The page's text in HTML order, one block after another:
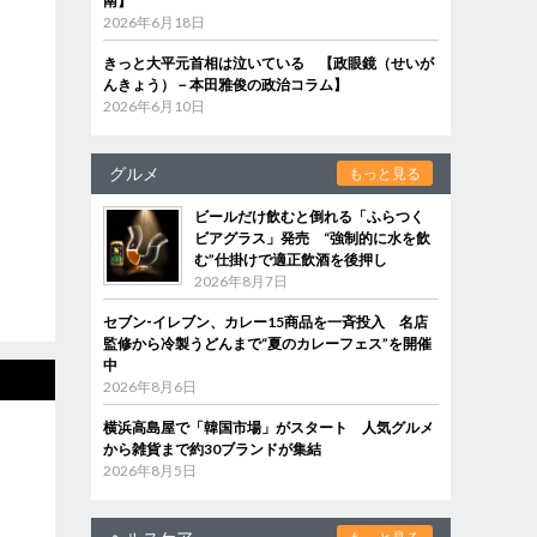
2026年6月18日
きっと大平元首相は泣いている 【政眼鏡（せいが
んきょう）－本田雅俊の政治コラム】
2026年6月10日
グルメ もっと見る
ビールだけ飲むと倒れる「ふらつく
ビアグラス」発売 “強制的に水を飲
む”仕掛けで適正飲酒を後押し
2026年8月7日
セブン‐イレブン、カレー15商品を一斉投入 名店
監修から冷製うどんまで“夏のカレーフェス”を開催
中
2026年8月6日
横浜高島屋で「韓国市場」がスタート 人気グルメ
から雑貨まで約30ブランドが集結
2026年8月5日